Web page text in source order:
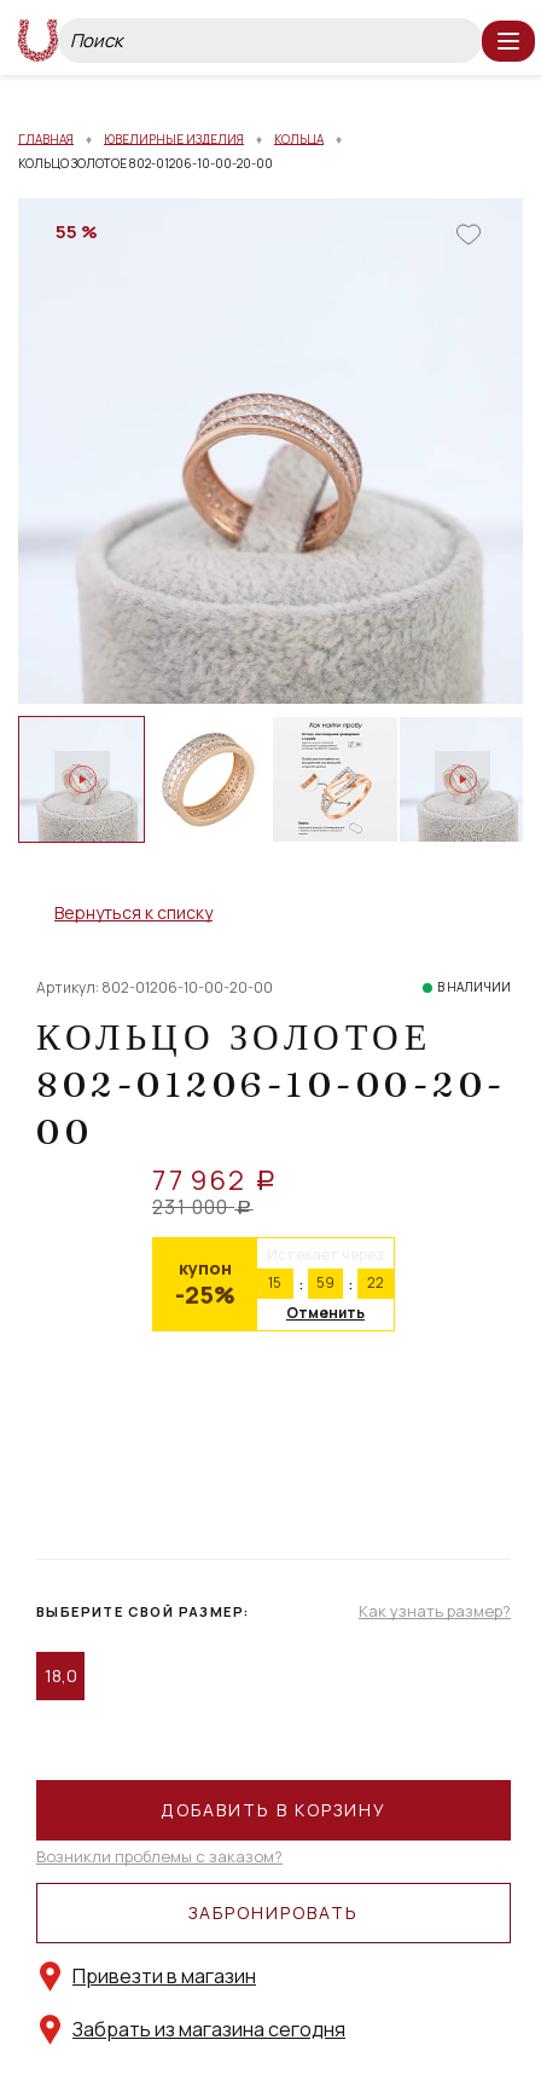
ГЛАВНАЯ ЮВЕЛИРНЫЕ ИЗДЕЛИЯ
КОЛЬЦА
КОЛЬЦО ЗОЛОТОЕ 802-01206-10-00-20-00
55 %
Вернуться к списку
Артикул: 802-01206-10-00-20-00 В НАЛИЧИИ
КОЛЬЦО ЗОЛОТОЕ
802-01206-10-00-20-
00
77 962 a
231 000 a
купон
-25%
15
59
21
Отменить
ВЫБЕРИТЕ СВОЙ РАЗМЕР: Как узнать размер?
18,0
ЗАБРОНИРОВАТЬ
Привезти в магазин
Забрать из магазина сегодня
ДОБАВИТЬ В КОРЗИНУ
Возникли проблемы с заказом?